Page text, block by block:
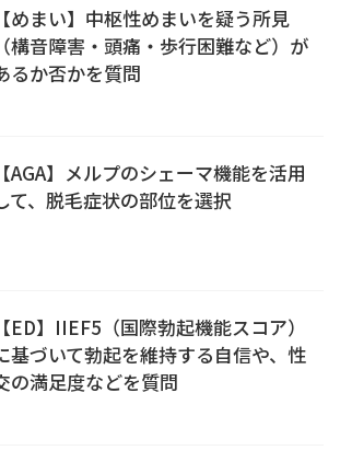
【めまい】中枢性めまいを疑う所見
（構音障害・頭痛・歩行困難など）が
るか否かを質問
【AGA】メルプのシェーマ機能を活用
て、脱毛症状の部位を選択
【ED】IIEF5（国際勃起機能スコア）
基づいて勃起を維持する自信や、性
の満足度などを質問